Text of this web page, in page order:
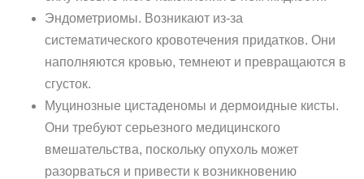
Эндометриомы. Возникают из-за
систематического кровотечения придатков. Они
наполняются кровью, темнеют и превращаются в
сгусток.
Муцинозные цистаденомы и дермоидные кисты.
Они требуют серьезного медицинского
вмешательства, поскольку опухоль может
разорваться и привести к возникновению